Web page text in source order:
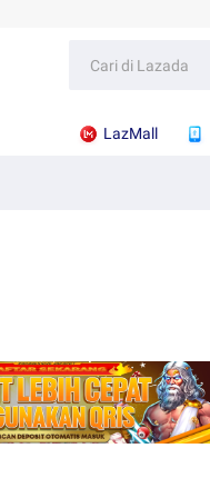
LazMall